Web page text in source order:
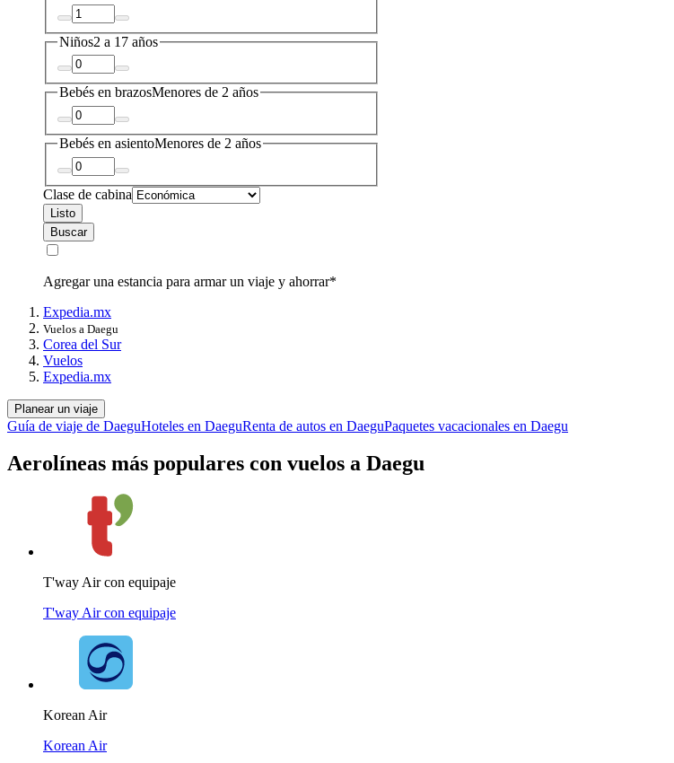
Niños2 a 17 años
Bebés en brazosMenores de 2 años
Bebés en asientoMenores de 2 años
Clase de cabina
Listo
Buscar
Agregar una estancia para armar un viaje y ahorrar*
Expedia.mx
Vuelos a Daegu
Corea del Sur
Vuelos
Expedia.mx
Planear un viaje
Guía de viaje de DaeguHoteles en DaeguRenta de autos en DaeguPaquetes vacacionales en Daegu
Aerolíneas más populares con vuelos a Daegu
T'way Air con equipaje
T'way Air con equipaje
Korean Air
Korean Air